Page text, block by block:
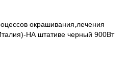
окрашивания,лечения
НА штативе черный 900Вт